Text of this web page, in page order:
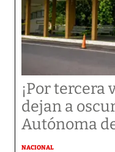
¡Por tercera
dejan a
Autónoma
NACIONAL